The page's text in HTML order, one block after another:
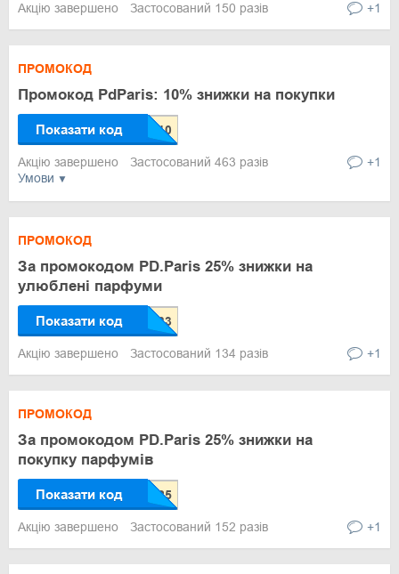
Акцію завершено Застосований 150 разів +1
Умови
ПРОМОКОД
Промокод PdParis: 10% знижки на покупки
Показати код
Акцію завершено Застосований 463 разів +1
ПРОМОКОД
За промокодом PD.Paris 25% знижки на
улюблені парфуми
Показати код
Акцію завершено Застосований 134 разів +1
ПРОМОКОД
За промокодом PD.Paris 25% знижки на
покупку парфумів
Показати код
Акцію завершено Застосований 152 разів +1